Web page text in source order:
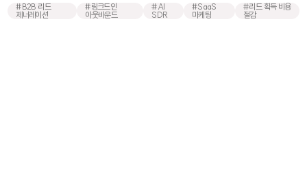
#B2B 리드
제너레이션
#링크드인
아웃바운드
#AI
SDR
#SaaS
마케팅
#리드 획득 비용
절감